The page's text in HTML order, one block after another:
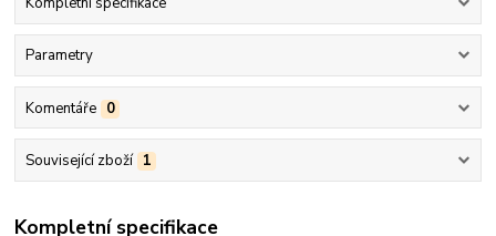
Parametry
Komentáře 0
Související zboží 1
Kompletní specifikace